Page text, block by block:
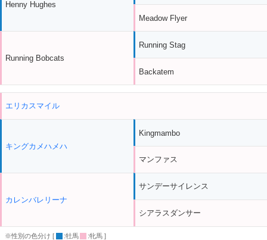
Henny Hughes
Running Bobcats
Meadow Flyer
Running Stag
Backatem
エリカスマイル
キングカメハメハ
カレンバレリーナ
Kingmambo
マンファス
サンデーサイレンス
シアラスダンサー
※性別の色分け [ :牡馬 :牝馬 ]